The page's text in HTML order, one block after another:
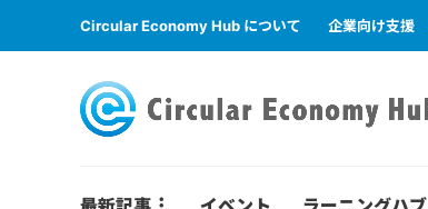
Circular Economy Hub について 企業向け支援